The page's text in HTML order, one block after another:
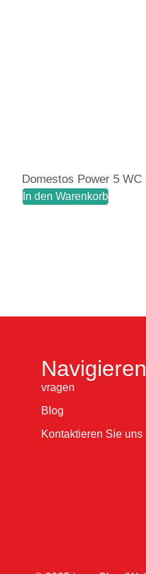
Domestos Power 5
In den Warenkorb
Navigieren
vragen
Blog
Kontaktieren Sie uns